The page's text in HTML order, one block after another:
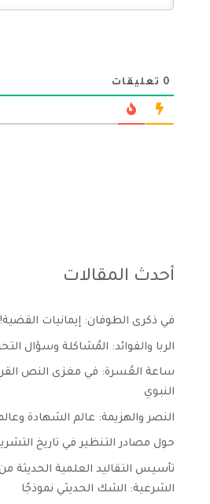
0 تعليقات
أحدث المقالات
في ذكرى الطوفان: إيمانيات القضية!
الربا والفوائد: المُشاكلة وسؤال
ساعة العُسرة: في مغزى النص
النبوي
النصر والهزيمة: عالم الشهادة
حول مصادر التنظير في تاريخ
تأسيس التقاليد العلمية الحديثة
الشرعية: الشك الحديثي نموذجًا